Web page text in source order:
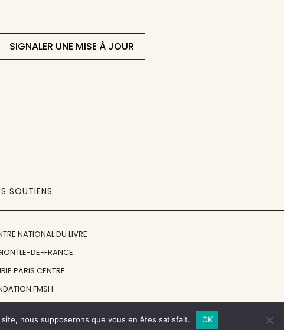
SIGNALER UNE MISE À JOUR
SOUTIENS
NATIONAL DU LIVRE
ÎLE-DE-FRANCE
PARIS CENTRE
FMSH
© 1998 - 2026, ENT'REVUES
nous supposerons que vous en êtes satisfait. OK